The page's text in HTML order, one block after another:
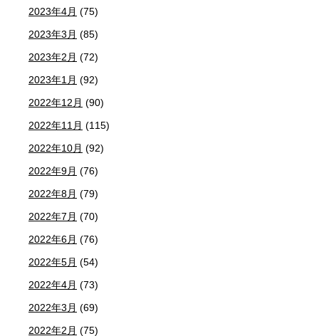
2023年4月 (75)
2023年3月 (85)
2023年2月 (72)
2023年1月 (92)
2022年12月 (90)
2022年11月 (115)
2022年10月 (92)
2022年9月 (76)
2022年8月 (79)
2022年7月 (70)
2022年6月 (76)
2022年5月 (54)
2022年4月 (73)
2022年3月 (69)
2022年2月 (75)